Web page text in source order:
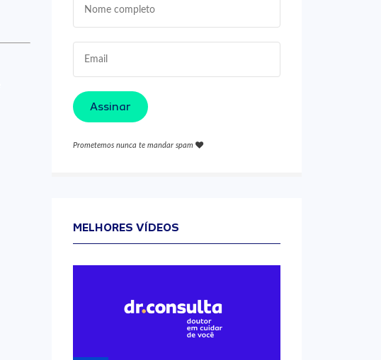
Assinar
Prometemos nunca te mandar spam
MELHORES VÍDEOS